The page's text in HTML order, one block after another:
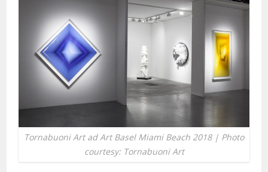
Tornabuoni Art ad Art Basel Miami Beach 2018 | Photo
courtesy: Tornabuoni Art